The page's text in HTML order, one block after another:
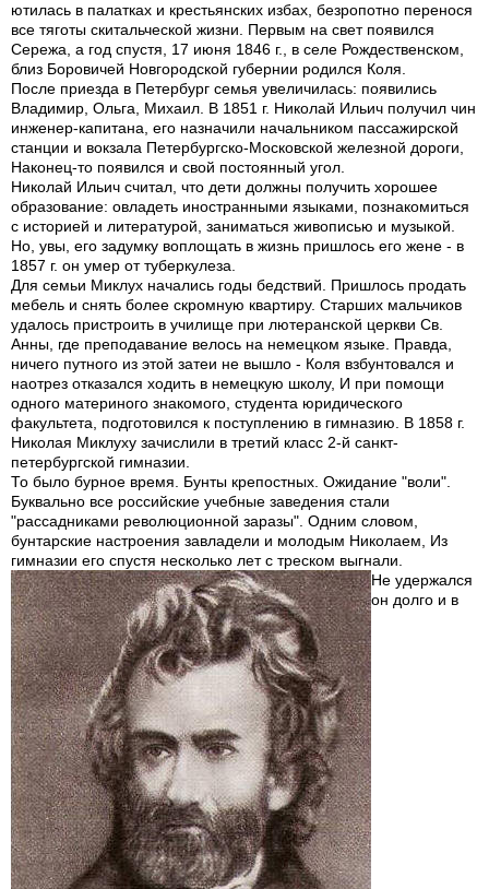
ютилась в палатках и крестьянских избах, безропотно перенося
все тяготы скитальческой жизни. Первым на свет появился
Сережа, а год спустя, 17 июня 1846 г., в селе Рождественском,
близ Боровичей Новгородской губернии родился Коля.
После приезда в Петербург семья увеличилась: появились
Владимир, Ольга, Михаил. В 1851 г. Николай Ильич получил чин
инженер-капитана, его назначили начальником пассажирской
станции и вокзала Петербургско-Московской железной дороги,
Наконец-то появился и свой постоянный угол.
Николай Ильич считал, что дети должны получить хорошее
образование: овладеть иностранными языками, познакомиться
с историей и литературой, заниматься живописью и музыкой.
Но, увы, его задумку воплощать в жизнь пришлось его жене - в
1857 г. он умер от туберкулеза.
Для семьи Миклух начались годы бедствий. Пришлось продать
мебель и снять более скромную квартиру. Старших мальчиков
удалось пристроить в училище при лютеранской церкви Св.
Анны, где преподавание велось на немецком языке. Правда,
ничего путного из этой затеи не вышло - Коля взбунтовался и
наотрез отказался ходить в немецкую школу, И при помощи
одного материного знакомого, студента юридического
факультета, подготовился к поступлению в гимназию. В 1858 г.
Николая Миклуху зачислили в третий класс 2-й санкт-
петербургской гимназии.
То было бурное время. Бунты крепостных. Ожидание "воли".
Буквально все российские учебные заведения стали
"рассадниками революционной заразы". Одним словом,
бунтарские настроения завладели и молодым Николаем, Из
гимназии его спустя несколько лет с треском выгнали.
Не удержался
он долго и в